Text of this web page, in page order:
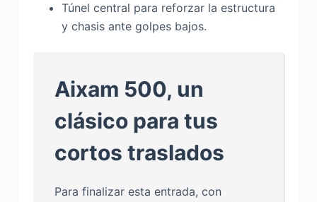
Túnel central para reforzar la estructura
y chasis ante golpes bajos.
Aixam 500, un
clásico para tus
cortos traslados
Para finalizar esta entrada, con